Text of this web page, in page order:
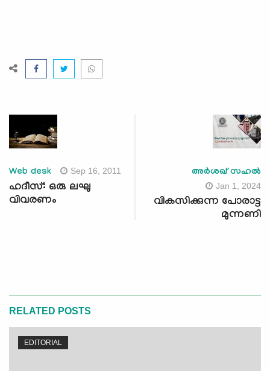
Web desk Sep 16, 2011
ഹദീസ്: ഒരു ലഘു
വിവരണം
അർശഖ് സഹൽ
Jan 1, 2024
വികസിക്കുന്ന പോരാട്ട
മുന്നണി
RELATED POSTS
EDITORIAL